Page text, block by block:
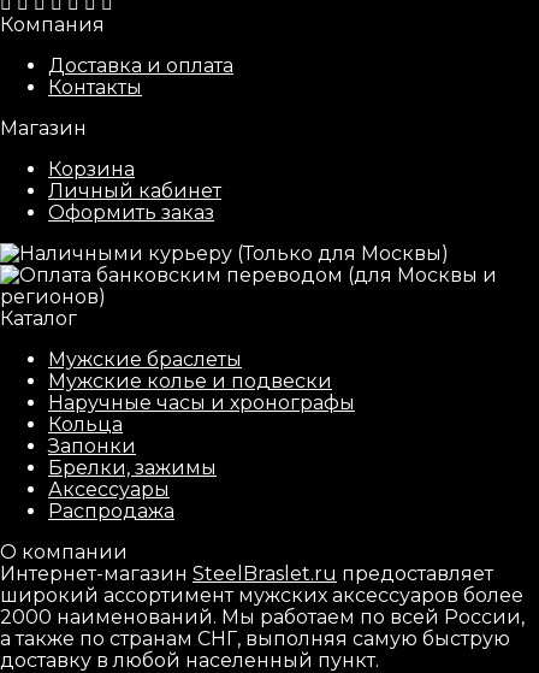
Компания
Доставка и оплата
Контакты
Магазин
Корзина
Личный кабинет
Оформить заказ
Каталог
Мужские браслеты
Мужские колье и подвески
Наручные часы и хронографы
Кольца
Запонки
Брелки, зажимы
Аксессуары
Распродажа
О компании
Интернет-магазин SteelBraslet.ru предоставляет
широкий ассортимент мужских аксессуаров более
2000 наименований. Мы работаем по всей России,
а также по странам СНГ, выполняя самую быструю
доставку в любой населенный пункт.